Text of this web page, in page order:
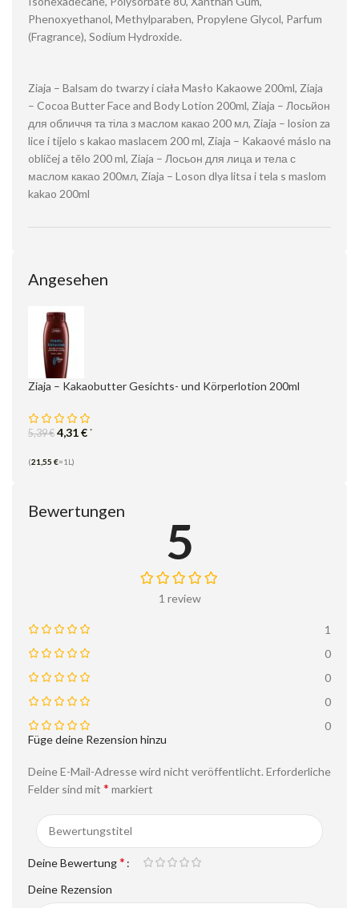
Phenoxyethanol, Methylparaben, Propylene Glycol, Parfum
(Fragrance), Sodium Hydroxide.
Ziaja – Balsam do twarzy i ciała Masło Kakaowe 200ml, Ziaja
– Cocoa Butter Face and Body Lotion 200ml, Ziaja – Лосьйон
для обличчя та тіла з маслом какао 200 мл, Ziaja – losion za
lice i tijelo s kakao maslacem 200 ml, Ziaja – Kakaové máslo na
obličej a tělo 200 ml, Ziaja – Лосьон для лица и тела с
маслом какао 200мл, Ziaja – Loson dlya litsa i tela s maslom
kakao 200ml
Angesehen
Ziaja – Kakaobutter Gesichts- und Körperlotion 200ml
5,39€ 4,31€ *
(21,55 €=1L)
Bewertungen
5
1 review
1
0
0
0
0
Füge deine Rezension hinzu
Deine E-Mail-Adresse wird nicht veröffentlicht. Erforderliche
Felder sind mit * markiert
Deine Bewertung*
Deine Rezension